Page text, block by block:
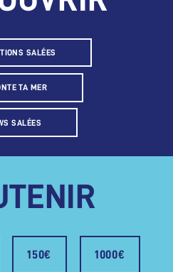
SALÉES
TA MER
SALÉES
150€ 1000€